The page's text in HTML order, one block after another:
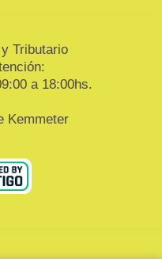
Tributario
a 18:00hs.
Kemmeter